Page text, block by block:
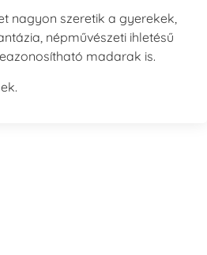
nagyon szeretik a gyerekek,
népművészeti ihletésű
madarak is.